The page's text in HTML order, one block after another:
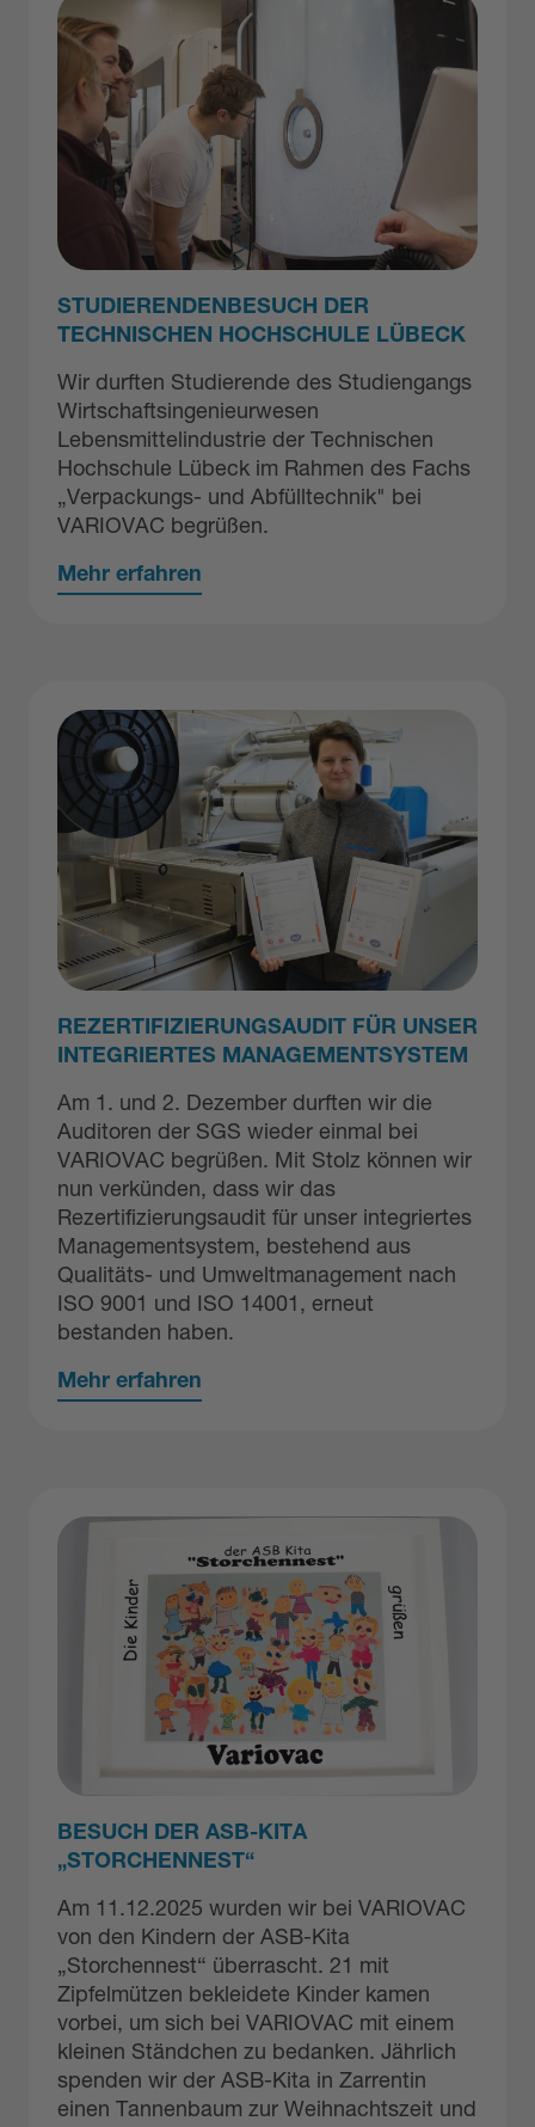
STUDIERENDENBESUCH DER
TECHNISCHEN HOCHSCHULE LÜBECK
Wir durften Studierende des Studiengangs
Wirtschaftsingenieurwesen
Lebensmittelindustrie der Technischen
Hochschule Lübeck im Rahmen des Fachs
„Verpackungs- und Abfülltechnik" bei
VARIOVAC begrüßen.
Mehr erfahren
REZERTIFIZIERUNGSAUDIT FÜR UNSER
INTEGRIERTES MANAGEMENTSYSTEM
Am 1. und 2. Dezember durften wir die
Auditoren der SGS wieder einmal bei
VARIOVAC begrüßen. Mit Stolz können wir
nun verkünden, dass wir das
Rezertifizierungsaudit für unser integriertes
Managementsystem, bestehend aus
Qualitäts- und Umweltmanagement nach
ISO 9001 und ISO 14001, erneut
bestanden haben.
Mehr erfahren
BESUCH DER ASB-KITA
„STORCHENNEST“
Am 11.12.2025 wurden wir bei VARIOVAC
von den Kindern der ASB-Kita
„Storchennest“ überrascht. 21 mit
Zipfelmützen bekleidete Kinder kamen
vorbei, um sich bei VARIOVAC mit einem
kleinen Ständchen zu bedanken. Jährlich
spenden wir der ASB-Kita in Zarrentin
einen Tannenbaum zur Weihnachtszeit und